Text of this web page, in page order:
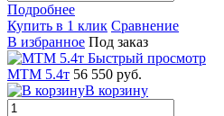
Подробнее
Купить в 1 клик Сравнение
В избранное Под заказ
Быстрый просмотр
МТМ 5.4т 56 550 руб.
В корзину